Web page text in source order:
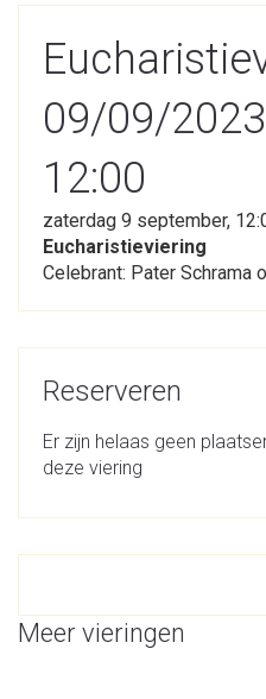
09/09/
12:00
zaterdag 9 september,
Eucharistieviering
Celebrant: Pater Schrama
Reserveren
Er zijn helaas geen
deze viering
Meer vieringen